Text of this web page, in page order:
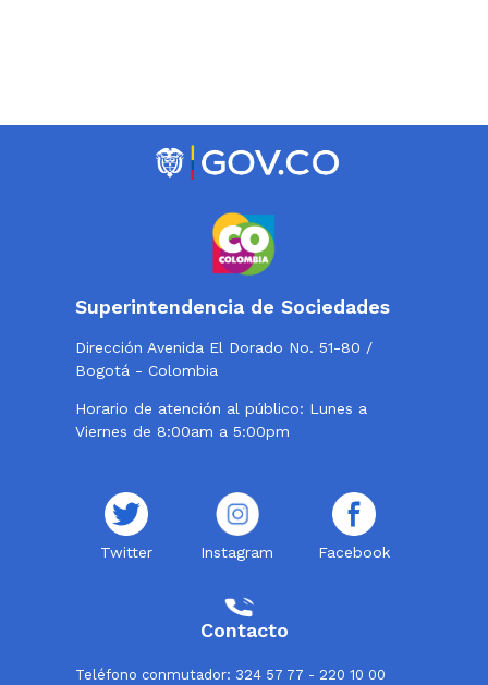
Superintendencia de Sociedades
Dirección Avenida El Dorado No. 51-80 /
Bogotá - Colombia
Horario de atención al público: Lunes a
Viernes de 8:00am a 5:00pm
Twitter Instagram Facebook
Contacto
Teléfono conmutador: 324 57 77 - 220 10 00